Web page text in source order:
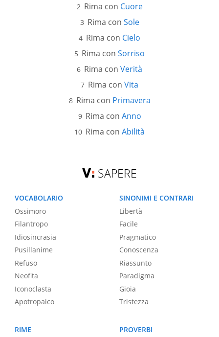
Rima con Cuore
Rima con Sole
Rima con Cielo
Rima con Sorriso
Rima con Verità
Rima con Vita
Rima con Primavera
Rima con Anno
Rima con Abilità
SAPERE
VOCABOLARIO
Ossimoro
Filantropo
Idiosincrasia
Pusillanime
Refuso
Neofita
Iconoclasta
Apotropaico
SINONIMI E CONTRARI
Libertà
Facile
Pragmatico
Conoscenza
Riassunto
Paradigma
Gioia
Tristezza
RIME
PROVERBI